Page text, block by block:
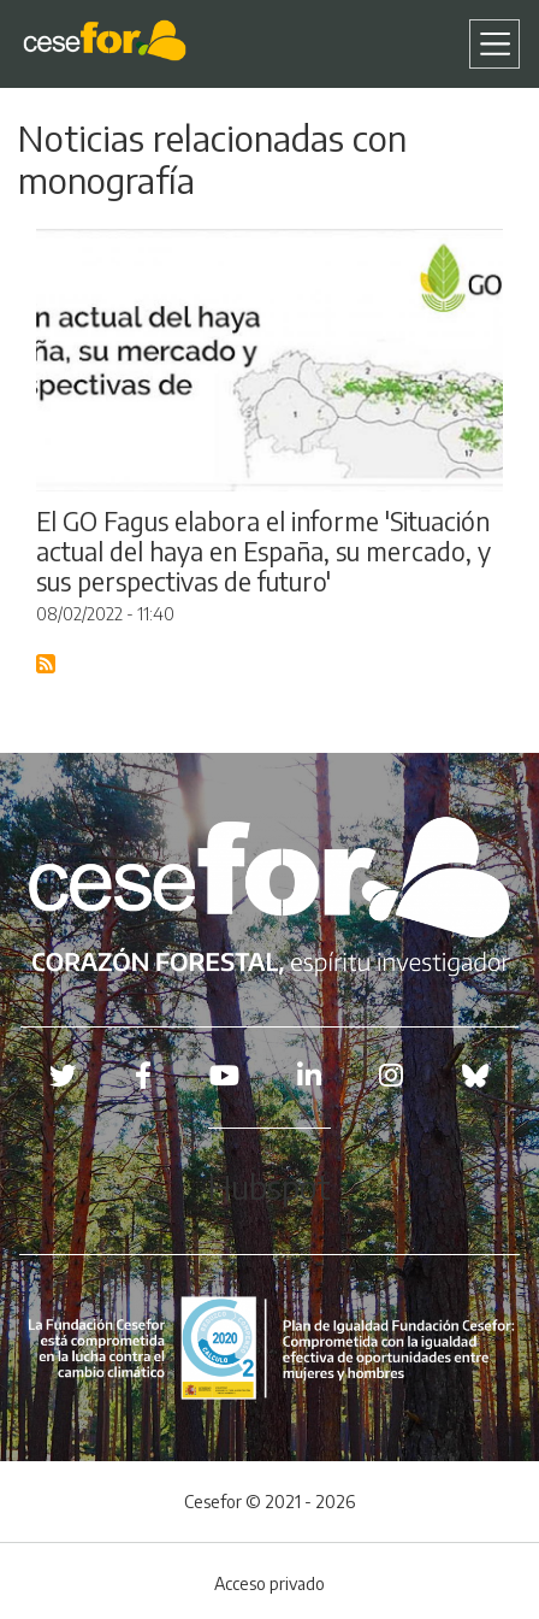
al
Noticias relacionadas con
monografía
El GO Fagus elabora el informe 'Situación
actual del haya en España, su mercado, y
sus perspectivas de futuro'
08/02/2022 - 11:40
Redes sociales
Hubspot
Cesefor © 2021 - 2026
Acceso privado